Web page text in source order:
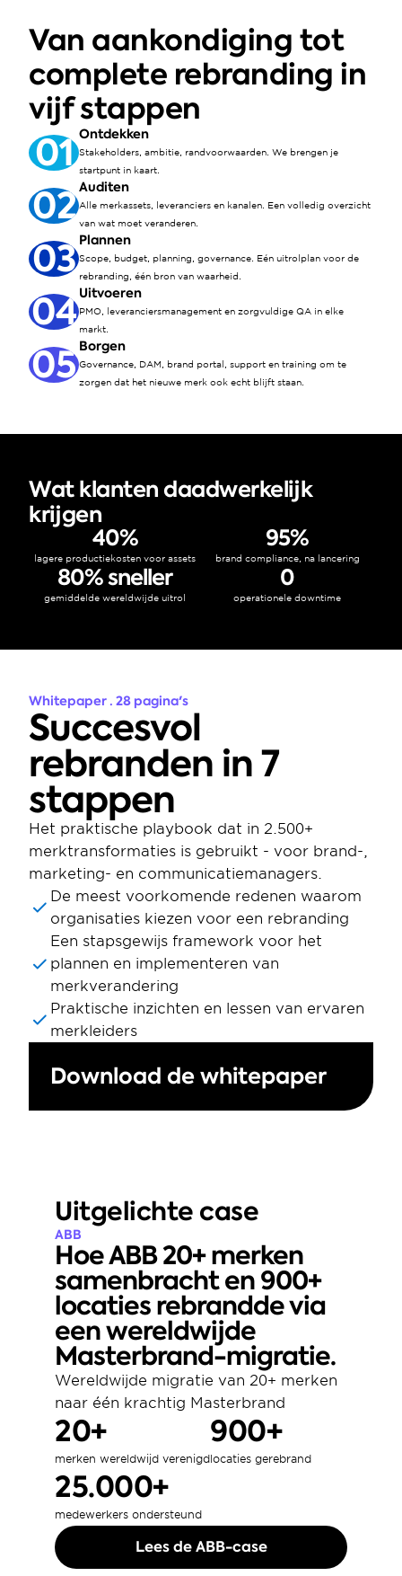
Van aankondiging tot
complete rebranding in
vijf stappen
01 Ontdekken
Stakeholders, ambitie, randvoorwaarden. We brengen je
startpunt in kaart.
02Auditen
Alle merkassets, leveranciers en kanalen. Een volledig overzicht
van wat moet veranderen.
03 Plannen
Scope, budget, planning, governance. Eén uitrolplan voor de
rebranding, één bron van waarheid.
04Uitvoeren
PMO, leveranciersmanagement en zorgvuldige QA in elke
markt.
05 Borgen
Governance, DAM, brand portal, support en training om te
zorgen dat het nieuwe merk ook echt blijft staan.
Wat klanten daadwerkelijk
krijgen
40%
lagere productiekosten voor assets
95%
brand compliance, na lancering
80% sneller
gemiddelde wereldwijde uitrol
0
operationele downtime
Whitepaper · 28 pagina's
Succesvol
rebranden in 7
stappen
Het praktische playbook dat in 2.500+
merktransformaties is gebruikt - voor brand-,
marketing- en communicatiemanagers.
De meest voorkomende redenen waarom
organisaties kiezen voor een rebranding
Een stapsgewijs framework voor het
plannen en implementeren van
merkverandering
Praktische inzichten en lessen van ervaren
merkleiders
Download de whitepaper
Uitgelichte case
ABB
Hoe ABB 20+ merken
samenbracht en 900+
locaties rebrandde via
een wereldwijde
Masterbrand-migratie.
Wereldwijde migratie van 20+ merken
naar één krachtig Masterbrand
20+
merken wereldwijd verenigd
900+
locaties gerebrand
25.000+
medewerkers ondersteund
Lees de ABB-case